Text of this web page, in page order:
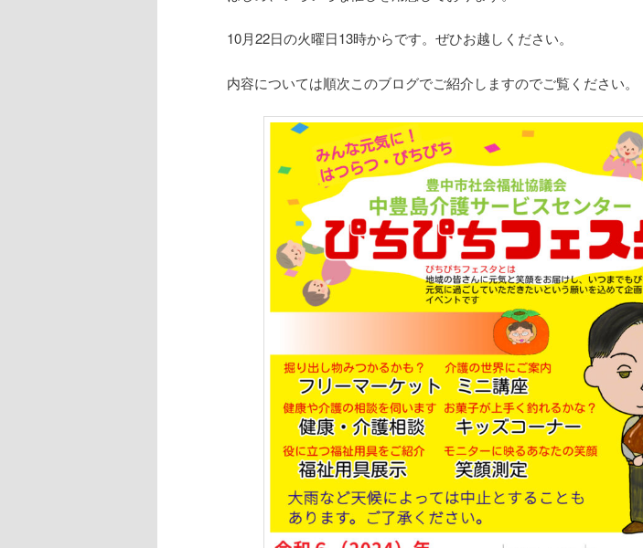
10月22日の火曜日13時からです。ぜひお越しください。
内容については順次このブログでご紹介しますのでご覧ください。